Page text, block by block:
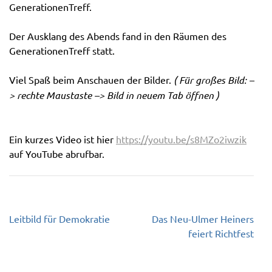
GenerationenTreff.
Der Ausklang des Abends fand in den Räumen des
GenerationenTreff statt.
Viel Spaß beim Anschauen der Bilder. ( Für großes Bild: –
> rechte Maustaste –> Bild in neuem Tab öffnen )
Ein kurzes Video ist hier https://youtu.be/s8MZo2iwzik
auf YouTube abrufbar.
Beitragsnavigation
Leitbild für Demokratie
Das Neu-Ulmer Heiners
feiert Richtfest